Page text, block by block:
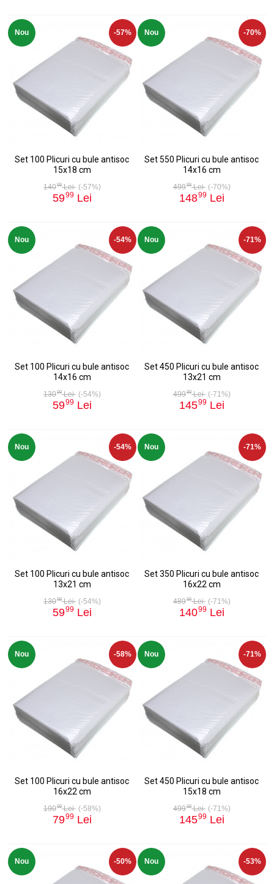
Nou -57%
Set 100 Plicuri cu bule antisoc
15x18 cm
14099Lei (-57%)
5999 Lei
Nou -70%
Set 550 Plicuri cu bule antisoc
14x16 cm
49999Lei (-70%)
14899 Lei
Nou -54%
Set 100 Plicuri cu bule antisoc
14x16 cm
13099Lei (-54%)
5999 Lei
Nou -71%
Set 450 Plicuri cu bule antisoc
13x21 cm
49999Lei (-71%)
14599 Lei
Nou -54%
Set 100 Plicuri cu bule antisoc
13x21 cm
13099Lei (-54%)
5999 Lei
Nou -71%
Set 350 Plicuri cu bule antisoc
16x22 cm
48999Lei (-71%)
14099 Lei
Nou -58%
Set 100 Plicuri cu bule antisoc
16x22 cm
19099Lei (-58%)
7999 Lei
Nou -71%
Set 450 Plicuri cu bule antisoc
15x18 cm
49999Lei (-71%)
14599 Lei
Nou -50% Nou -53%